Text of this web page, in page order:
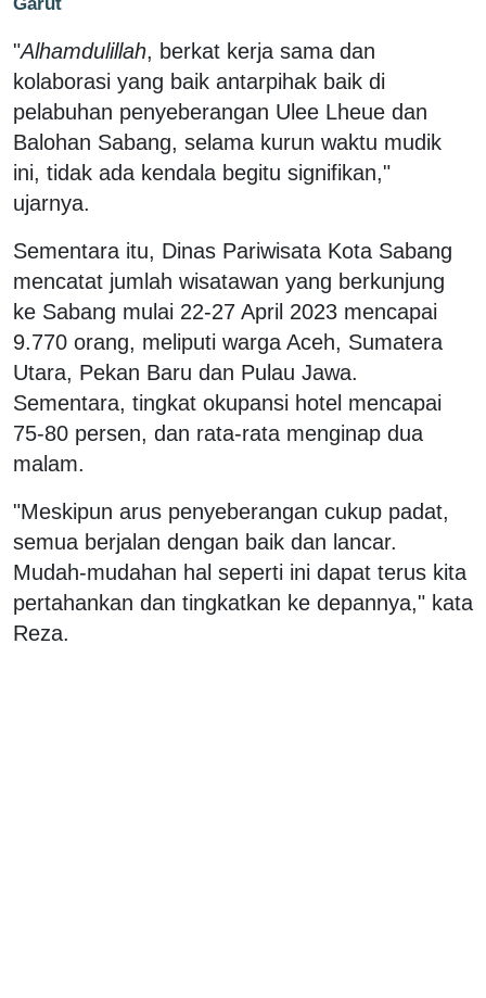
"Alhamdulillah, berkat kerja sama dan
kolaborasi yang baik antarpihak baik di
pelabuhan penyeberangan Ulee Lheue dan
Balohan Sabang, selama kurun waktu mudik
ini, tidak ada kendala begitu signifikan,"
ujarnya.
Sementara itu, Dinas Pariwisata Kota Sabang
mencatat jumlah wisatawan yang berkunjung
ke Sabang mulai 22-27 April 2023 mencapai
9.770 orang, meliputi warga Aceh, Sumatera
Utara, Pekan Baru dan Pulau Jawa.
Sementara, tingkat okupansi hotel mencapai
75-80 persen, dan rata-rata menginap dua
malam.
"Meskipun arus penyeberangan cukup padat,
semua berjalan dengan baik dan lancar.
Mudah-mudahan hal seperti ini dapat terus kita
pertahankan dan tingkatkan ke depannya," kata
Reza.